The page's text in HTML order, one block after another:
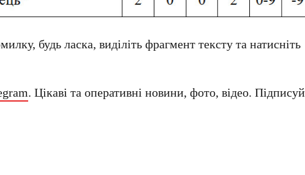
будь ласка, виділіть фрагмент тексту та натисніть
. Цікаві та оперативні новини, фото, відео.